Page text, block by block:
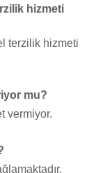
hizmeti
terzilik hizmeti
mu?
vermiyor.